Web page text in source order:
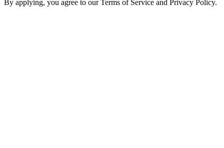
By applying, you agree to our Terms of Service and Privacy Policy.